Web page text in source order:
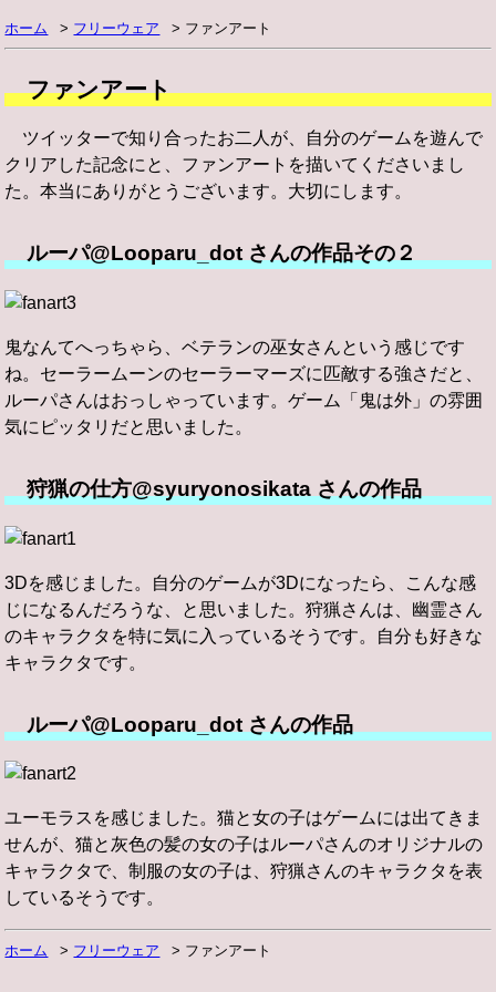
ホーム フリーウェア ファンアート
ファンアート
ツイッターで知り合ったお二人が、自分のゲームを遊んで
クリアした記念にと、ファンアートを描いてくださいまし
た。本当にありがとうございます。大切にします。
ルーパ@Looparu_dot さんの作品その２
鬼なんてへっちゃら、ベテランの巫女さんという感じです
ね。セーラームーンのセーラーマーズに匹敵する強さだと、
ルーパさんはおっしゃっています。ゲーム「鬼は外」の雰囲
気にピッタリだと思いました。
狩猟の仕方@syuryonosikata さんの作品
3Dを感じました。自分のゲームが3Dになったら、こんな感
じになるんだろうな、と思いました。狩猟さんは、幽霊さん
のキャラクタを特に気に入っているそうです。自分も好きな
キャラクタです。
ルーパ@Looparu_dot さんの作品
ユーモラスを感じました。猫と女の子はゲームには出てきま
せんが、猫と灰色の髪の女の子はルーパさんのオリジナルの
キャラクタで、制服の女の子は、狩猟さんのキャラクタを表
しているそうです。
ホーム フリーウェア ファンアート